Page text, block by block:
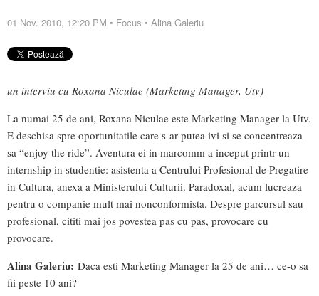
01 Nov. 2010, 12:20 PM • Focus • Alina Galeriu
un interviu cu Roxana Niculae (Marketing Manager, Utv)
La numai 25 de ani, Roxana Niculae este Marketing Manager la Utv.
E deschisa spre oportunitatile care s-ar putea ivi si se concentreaza
sa “enjoy the ride”. Aventura ei in marcomm a inceput printr-un
internship in studentie: asistenta a Centrului Profesional de Pregatire
in Cultura, anexa a Ministerului Culturii. Paradoxal, acum lucreaza
pentru o companie mult mai nonconformista. Despre parcursul sau
profesional, cititi mai jos povestea pas cu pas, provocare cu
provocare.
Alina Galeriu: Daca esti Marketing Manager la 25 de ani… ce-o sa
fii peste 10 ani?